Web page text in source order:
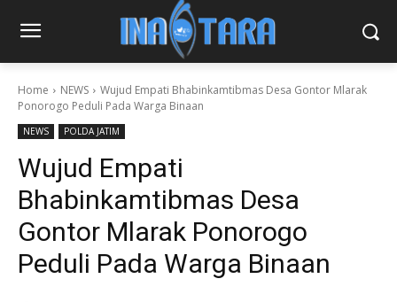
Home NEWS
Wujud Empati Bhabinkamtibmas Desa Gontor Mlarak
Ponorogo Peduli Pada Warga Binaan
NEWS POLDA JATIM
Wujud Empati
Bhabinkamtibmas Desa
Gontor Mlarak Ponorogo
Peduli Pada Warga Binaan